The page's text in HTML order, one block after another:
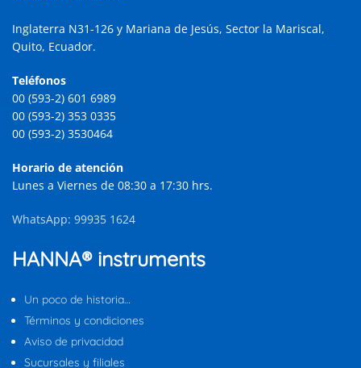
Inglaterra N31-126 y Mariana de Jesús, Sector la Mariscal,
Quito, Ecuador.
Teléfonos
00 (593-2) 601 6989
00 (593-2) 353 0335
00 (593-2) 3530464
Horario de atención
Lunes a Viernes de 08:30 a 17:30 hrs.
WhatsApp: 99935 1624
HANNA® instruments
Un poco de historia…
Términos y condiciones
Aviso de privacidad
Sucursales y filiales